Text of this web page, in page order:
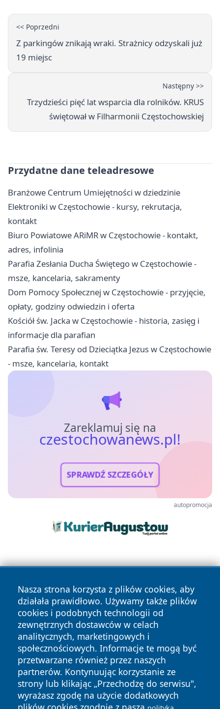
<< Poprzedni
Z parkingów znikają wraki. Strażnicy odzyskali już
19 miejsc
Następny >>
Trzydzieści pięć lat wsparcia dla rolników. KRUS
świętował w Filharmonii Częstochowskiej
Przydatne dane teleadresowe
Branżowe Centrum Umiejętności w dziedzinie
Elektroniki w Częstochowie - kursy, rekrutacja,
kontakt
Biuro Powiatowe ARiMR w Częstochowie - kontakt,
adres, infolinia
Parafia Zesłania Ducha Świętego w Częstochowie -
msze, kancelaria, sakramenty
Dom Pomocy Społecznej w Częstochowie - przyjęcie,
opłaty, godziny odwiedzin i oferta
Kościół św. Jacka w Częstochowie - historia, zasięg i
informacje dla parafian
Parafia św. Teresy od Dzieciątka Jezus w Częstochowie
- msze, kancelaria, kontakt
Zareklamuj się na
czestochowanews.pl!
SPRAWDŹ SZCZEGÓŁY
autopromocja
Nasza strona korzysta z plików cookies, aby
działała prawidłowo. Używamy także plików
cookies i podobnych technologii od
zewnętrznych dostawców w celach
analitycznych, marketingowych i
społecznościowych. Informacje te mogą być
przetwarzane również przez naszych
partnerów. Kontynuując korzystanie ze
strony lub klikając „Przechodzę do serwisu",
wyrażasz zgodę na użycie dodatkowych
Copyright © 2026 czestochowanews.pl Wszystkie prawa
zastrzeżone.
News Autorzy
Polityka
Prywatności
Polityka
Cookies
cześć